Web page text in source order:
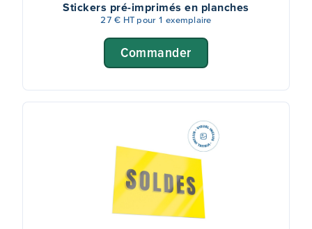
Stickers pré-imprimés en planches
27 € HT pour 1 exemplaire
Commander